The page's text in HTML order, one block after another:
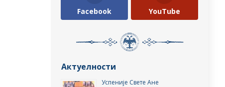
Facebook YouTube
Актуелности
Успеније Свете Ане